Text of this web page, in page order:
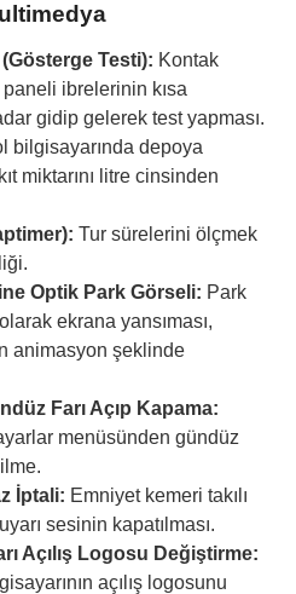
Testi): Kontak
paneli ibrelerinin kısa
gidip gelerek test yapması.
bilgisayarında depoya
miktarını litre cinsinden
Tur sürelerini ölçmek
Optik Park Görseli: Park
ekrana yansıması,
animasyon şeklinde
Farı Açıp Kapama:
menüsünden gündüz
İptali: Emniyet kemeri takılı
sesinin kapatılması.
Açılış Logosu Değiştirme:
açılış logosunu